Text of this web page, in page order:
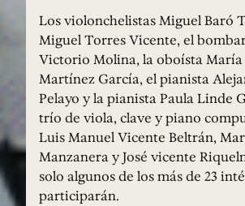
Los violonchelistas Miguel Baró
Miguel Torres Vicente, el
Victorio Molina, la oboísta
Martínez García, el pianista
Pelayo y la pianista Paula Linde
trío de viola, clave y piano
Luis Manuel Vicente Beltrán,
Manzanera y José vicente
solo algunos de los más de 23
participarán.